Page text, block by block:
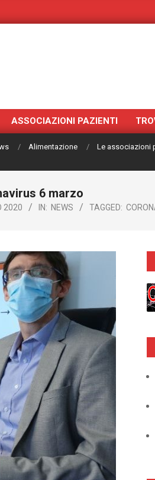
ASSOCIAZIONI PAZIENTI
Alimentazione
Le associazioni
6 marzo
2020 IN: NEWS TAGGED: